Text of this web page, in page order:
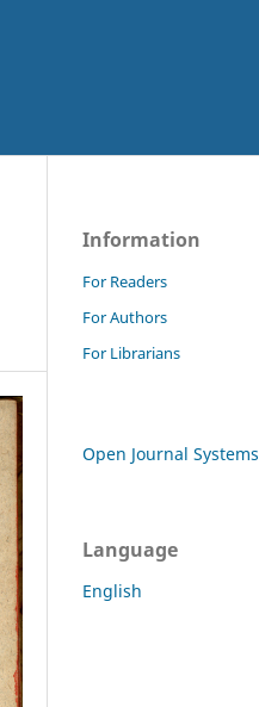
Information
For Readers
For Authors
For Librarians
Open Journal Systems
Language
English